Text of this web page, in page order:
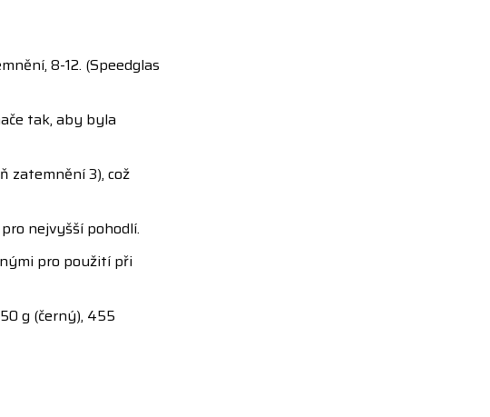
8-12. (Speedglas
tak, aby byla
zatemnění 3), což
nejvyšší pohodlí.
pro použití při
g (černý), 455